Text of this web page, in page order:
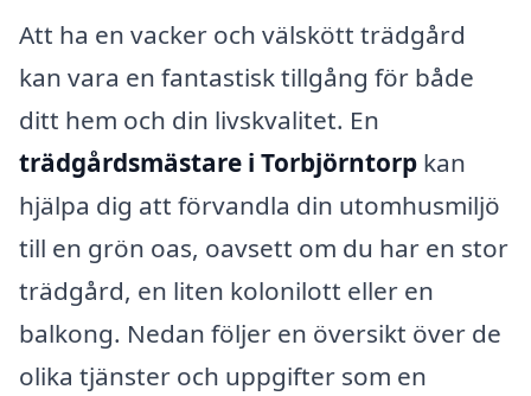
Att ha en vacker och välskött trädgård
kan vara en fantastisk tillgång för både
ditt hem och din livskvalitet. En
trädgårdsmästare i Torbjörntorp kan
hjälpa dig att förvandla din utomhusmiljö
till en grön oas, oavsett om du har en stor
trädgård, en liten kolonilott eller en
balkong. Nedan följer en översikt över de
olika tjänster och uppgifter som en